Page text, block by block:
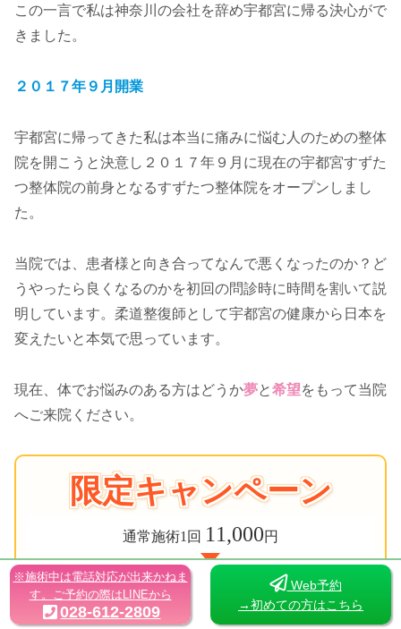
この一言で私は神奈川の会社を辞め宇都宮に帰る決心がで
きました。
２０１７年９月開業
宇都宮に帰ってきた私は本当に痛みに悩む人のための整体
院を開こうと決意し２０１７年９月に現在の宇都宮すずた
つ整体院の前身となるすずたつ整体院をオープンしまし
た。
当院では、患者様と向き合ってなんで悪くなったのか？ど
うやったら良くなるのかを初回の問診時に時間を割いて説
明しています。柔道整復師として宇都宮の健康から日本を
変えたいと本気で思っています。
現在、体でお悩みのある方はどうか夢と希望をもって当院
へご来院ください。
限定キャンペーン
通常施術1回 11,000円
初回割引価格 7,980円
※施術中は電話対応が出来かねま
す。ご予約の際はLINEから
028-612-2809
Web予約
→初めての方はこちら